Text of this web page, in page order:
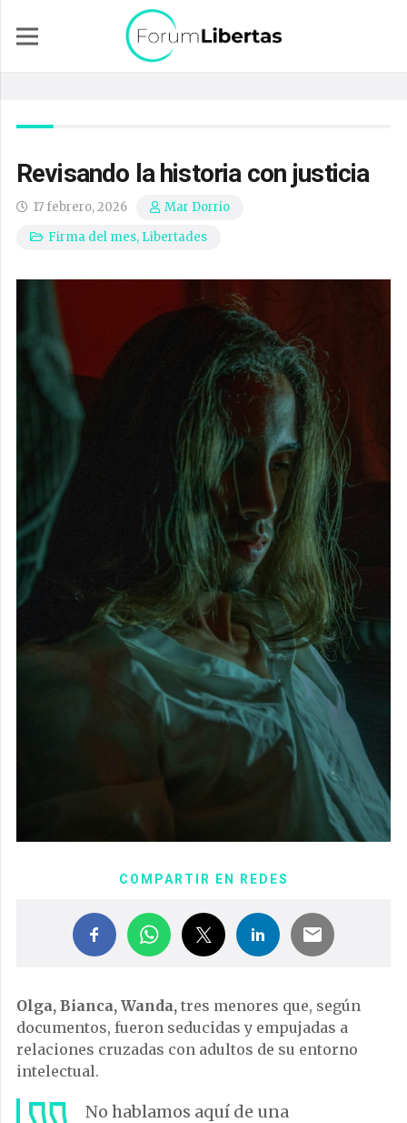
Revisando la historia con justicia
17 febrero, 2026
Mar Dorrio
Firma del mes, Libertades
COMPARTIR EN REDES
Olga, Bianca, Wanda, tres menores que, según
documentos, fueron seducidas y empujadas a
relaciones cruzadas con adultos de su entorno
intelectual.
No hablamos aquí de una